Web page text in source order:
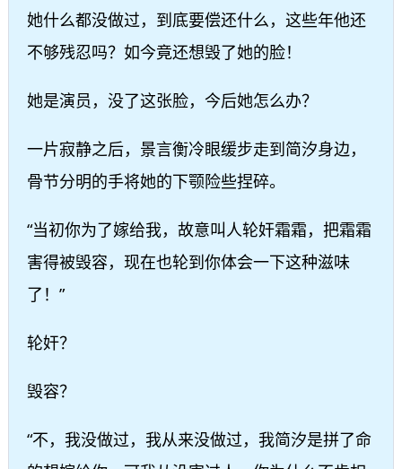
她什么都没做过，到底要偿还什么，这些年他还
不够残忍吗？如今竟还想毁了她的脸！
她是演员，没了这张脸，今后她怎么办？
一片寂静之后，景言衡冷眼缓步走到简汐身边，
骨节分明的手将她的下颚险些捏碎。
“当初你为了嫁给我，故意叫人轮奸霜霜，把霜霜
害得被毁容，现在也轮到你体会一下这种滋味
了！”
轮奸？
毁容？
“不，我没做过，我从来没做过，我简汐是拼了命